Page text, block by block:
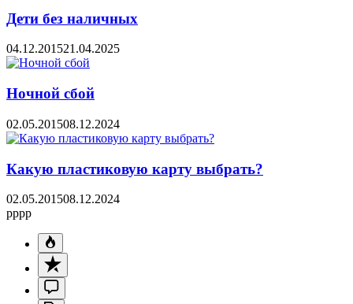
Дети без наличных
04.12.201521.04.2025
Ночной сбой
02.05.201508.12.2024
Какую пластиковую карту выбрать?
02.05.201508.12.2024
pppp